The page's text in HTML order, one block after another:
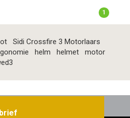
1
Sidi Crossfire 3 Motorlaars
helm helmet
motor